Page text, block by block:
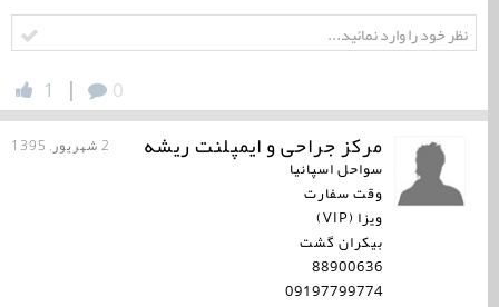
0
|
1
مرکز جراحی و ایمپلنت ریشه 2 شهریور, 1395
سواحل اسپانیا
وقت سفارت
ویزا (VIP)
بیکران گشت
88900636
09197799774